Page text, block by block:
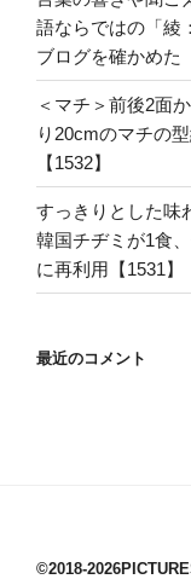
語ならではの「綾
ブログを確かめた
＜マチ＞前後2面
り20cmのマチの
【1532】
すっきりとした味
韓国チヂミが1食
に再利用【1531】
最近のコメント
©2018-